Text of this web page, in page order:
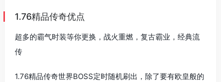
1.76精品传奇优点
超多的霸气时装等你更换，战火重燃，复古霸业，经典流
传
1.76精品传奇世界BOSS定时随机刷出，除了要有欧皇般的